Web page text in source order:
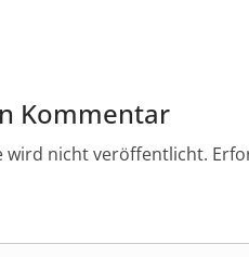
Kommentar
wird nicht veröffentlicht.